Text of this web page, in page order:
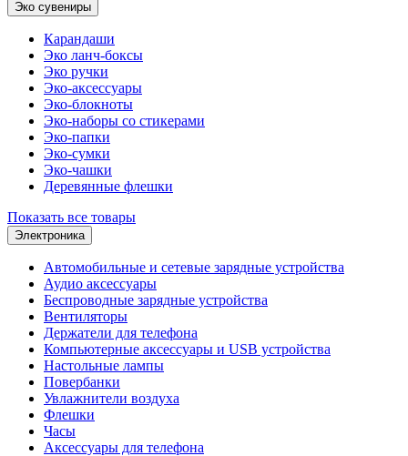
Эко сувениры
Карандаши
Эко ланч-боксы
Эко ручки
Эко-аксессуары
Эко-блокноты
Эко-наборы со стикерами
Эко-папки
Эко-сумки
Эко-чашки
Деревянные флешки
Показать все товары
Электроника
Автомобильные и сетевые зарядные устройства
Аудио аксессуары
Беспроводные зарядные устройства
Вентиляторы
Держатели для телефона
Компьютерные аксессуары и USB устройства
Настольные лампы
Повербанки
Увлажнители воздуха
Флешки
Часы
Аксессуары для телефона